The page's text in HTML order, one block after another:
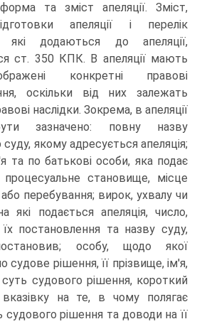
та зміст апеляції. Зміст,
апеляції і перелік
які додаються до апеляції,
ст. 350 КПК. В апеляції мають
конкретні правові
оскільки від них залежать
наслідки. Зокрема, в апеляції
зазначено: повну назву
суду, якому адресується апеляція;
та по батькові особи, яка подає
процесуальне становище, місце
перебування; вирок, ухвалу чи
які подається апеляція, число,
їх постановлення та назву суду,
особу, щодо якої
судове рішення, її прізвище, ім'я,
суть судового рішення, короткий
вказівку на те, в чому полягає
судового рішення та доводи на її